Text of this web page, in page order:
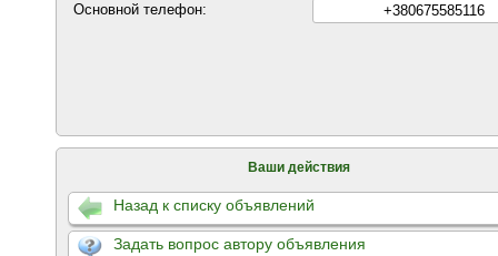
Основной телефон: +380675585116
Ваши действия
Назад к списку объявлений
Задать вопрос автору объявления